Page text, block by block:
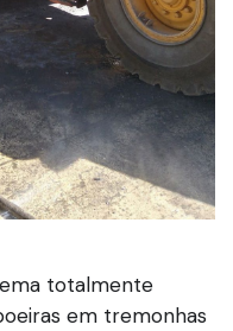
totalmente
em tremonhas